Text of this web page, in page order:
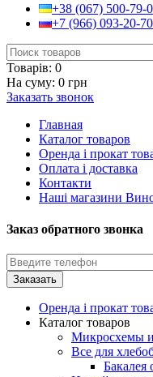
+38 (067) 500-79-
+7 (966) 093-20-70
Товарів: 0
На суму: 0 грн
Заказать звонок
Главная
Каталог товаров
Оренда і прокат
Оплата і доставка
Контакти
Наші магазини
Заказ обратного звонка
Оренда і прокат
Каталог товаров
Микросхемы
Все для
Бакалея